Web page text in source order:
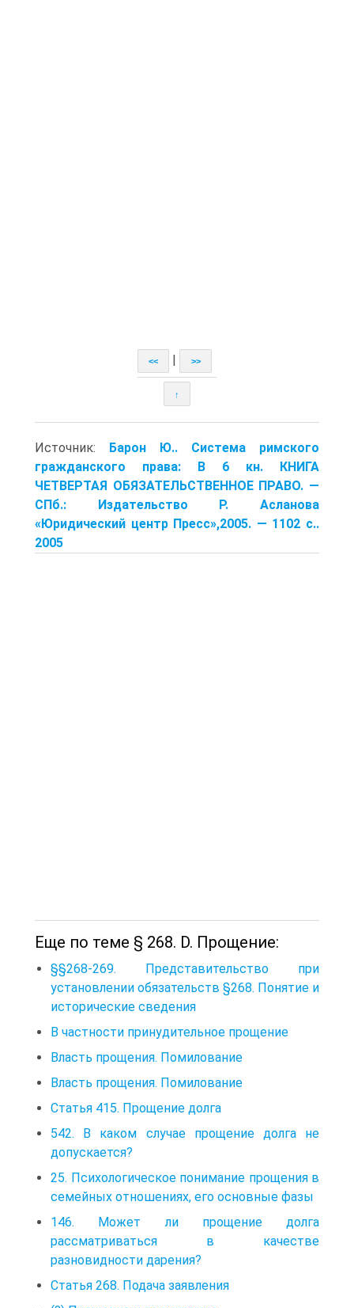
<< >>
↑
Источник: Барон Ю.. Система римского
гражданского права: В 6 кн. КНИГА
ЧЕТВЕРТАЯ ОБЯЗАТЕЛЬСТВЕННОЕ ПРАВО. —
СПб.: Издательство Р. Асланова
«Юридический центр Пресс»,2005. — 1102 с..
2005
Еще по теме § 268. D. Прощение:
§§268-269. Представительство при
установлении обязательств §268. Понятие и
исторические сведения
В частности принудительное прощение
Власть прощения. Помилование
Власть прощения. Помилование
Статья 415. Прощение долга
542. В каком случае прощение долга не
допускается?
25. Психологическое понимание прощения в
семейных отношениях, его основные фазы
146. Может ли прощение долга
рассматриваться в качестве
разновидности дарения?
Статья 268. Подача заявления